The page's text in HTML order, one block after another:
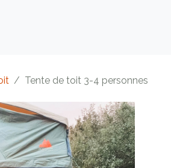
Tente de toit 3-4 personnes